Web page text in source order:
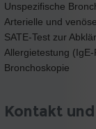
Unspezifische
Arterielle und
SATE-Test zur
Allergietestung
Bronchoskopie
Kontakt